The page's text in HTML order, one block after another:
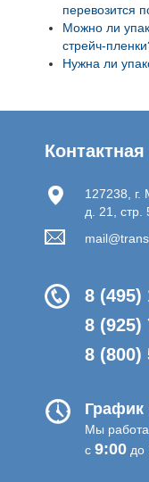
перевозится
Можно ли
стрейч-
Нужна ли
127238, г.
д. 21, стр.
8 (495)
8 (925)
8 (800)
График
Мы
с 9:00 до